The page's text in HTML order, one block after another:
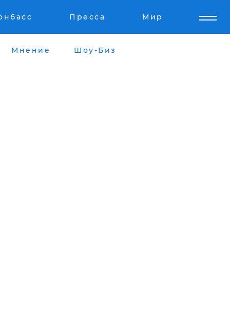
Пресса Мир
Мнение Шоу-Биз